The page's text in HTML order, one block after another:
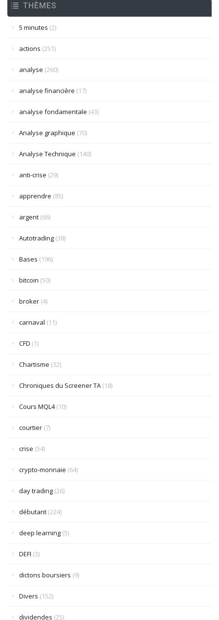
THÈMES
5 minutes (2)
actions (251)
analyse (260)
analyse financière (17)
analyse fondamentale (43)
Analyse graphique (70)
Analyse Technique (140)
anti-crise (29)
apprendre (85)
argent (66)
Autotrading (38)
Bases (196)
bitcoin (50)
broker (4)
carnaval (11)
CFD (1)
Chartisme (32)
Chroniques du Screener TA (18)
Cours MQL4(10)
courtier (7)
crise (54)
crypto-monnaie (64)
day trading (26)
débutant (224)
deep learning (5)
DEFI (3)
dictons boursiers (9)
Divers (152)
dividendes (25)